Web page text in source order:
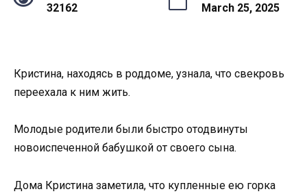
32162 March 25, 2025
Кристина, находясь в роддоме, узнала, что свекровь
переехала к ним жить.
Молодые родители были быстро отодвинуты
новоиспеченной бабушкой от своего сына.
Дома Кристина заметила, что купленные ею горка